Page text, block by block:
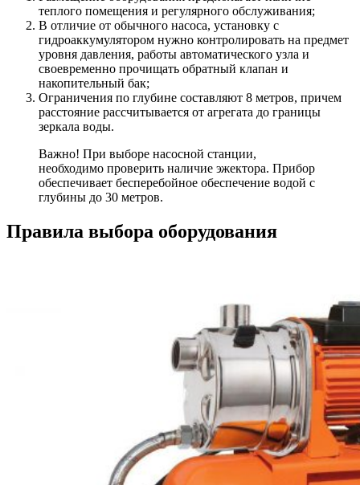
теплого помещения и регулярного обслуживания;
В отличие от обычного насоса, установку с
гидроаккумулятором нужно контролировать на предмет
уровня давления, работы автоматического узла и
своевременно прочищать обратный клапан и
накопительный бак;
Ограничения по глубине составляют 8 метров, причем
расстояние рассчитывается от агрегата до границы
зеркала воды.
Важно! При выборе насосной станции,
необходимо проверить наличие эжектора. Прибор
обеспечивает бесперебойное обеспечение водой с
глубины до 30 метров.
Правила выбора оборудования